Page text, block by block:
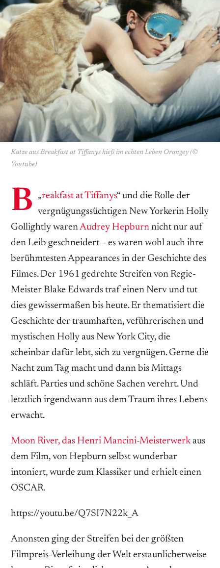
Katze aus Breakfast at Tiffanys hieß im echten Leben Orangey (©
Youtube)
„
B reakfast at Tiffanys“ und die Rolle der
vergnügungssüchtigen New Yorkerin Holly
Gollightly warenAudrey Hepburn nicht nur auf
den Leib geschneidert – es waren wohl auch ihre
berühmtesten Appearances in der Geschichte des
Filmes. Der 1961 gedrehte Streifen von Regie-
Meister Blake Edwards traf einen Nerv und tut
dies gewissermaßen bis heute. Er thematisiert die
Geschichte der traumhaften, veführerischen und
mystischen Holly aus New York City, die
scheinbar dafür lebt, sich zu vergnügen. Gerne die
Nacht zum Tag macht und dann bis Mittags
schläft. Parties und schöne Sachen verehrt. Und
letztlich irgendwann aus dem Traum ihres Lebens
erwacht.
Moon River, das Henri Mancini-Meisterwerkaus
dem Film, von Hepburn selbst wunderbar
intoniert, wurde zum Klassiker und erhielt einen
OSCAR.
https://youtu.be/Q7SI7N22k_A
Anonsten ging der Streifen bei der größten
Filmpreis-Verleihung der Welt erstaunlicherweise